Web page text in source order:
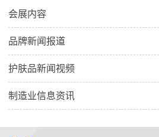
会展内容
品牌新闻报道
护肤品新闻视频
制造业信息资讯